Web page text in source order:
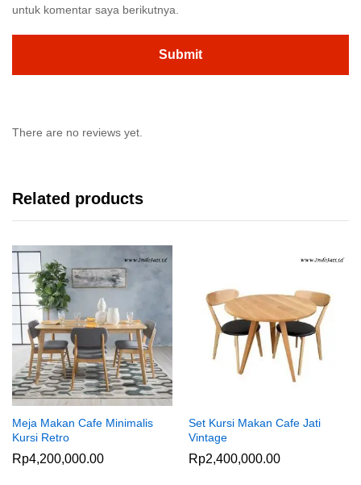
untuk komentar saya berikutnya.
There are no reviews yet.
Related products
Meja Makan Cafe Minimalis
Kursi Retro
Rp4,200,000.00
Set Kursi Makan Cafe Jati
Vintage
Rp2,400,000.00